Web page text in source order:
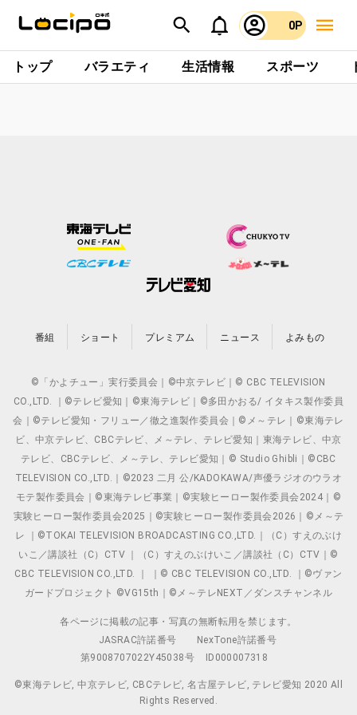
0P
トップ バラエティ 生活情報 スポーツ
番組 ショート プレミアム ニュース よみもの
©「かよチュー」実行委員会｜©中京テレビ｜© CBC TELEVISION
CO.,LTD. ｜©テレビ愛知｜©東海テレビ｜©多田かおる/ イタキス製作委員
会｜©テレビ愛知・フリュー／徹之進製作委員会｜©メ～テレ｜©東海テレ
ビ、中京テレビ、CBCテレビ、メ～テレ、テレビ愛知｜東海テレビ、中京
テレビ、CBCテレビ、メ～テレ、テレビ愛知｜© Studio Ghibli｜©CBC
TELEVISION CO.,LTD.｜©2023 二月 公/KADOKAWA/声優ラジオのウラオ
モテ製作委員会｜©東海テレビ事業｜©実験ヒーロー製作委員会2024｜©
実験ヒーロー製作委員会2025｜©実験ヒーロー製作委員会2026｜©メ～テ
レ ｜©TOKAI TELEVISION BROADCASTING CO.,LTD.｜（C）すえのぶけ
いこ／講談社（C）CTV ｜（C）すえのぶけいこ／講談社（C）CTV｜©
CBC TELEVISION CO.,LTD. ｜ ｜© CBC TELEVISION CO.,LTD. ｜©ヴァン
ガードプロジェクト ©VG15th｜©メ～テレNEXT／ダンスチャンネル
各ページに掲載の記事・写真の無断転用を禁じます。
JASRAC許諾番号
NexTone許諾番号
第9008707022Y45038号
ID000007318
©東海テレビ, 中京テレビ, CBCテレビ, 名古屋テレビ, テレビ愛知 2020 All
Rights Reserved.